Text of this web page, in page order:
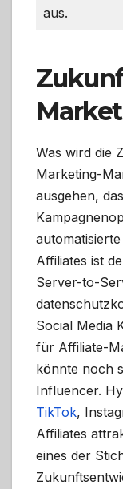
aus.
Was wird die
Marketing-
ausgehen,
Affiliates ist
Server-to-
Social Media
für Affiliate-
könnte noch
Influencer.
TikTok,
Affiliates
eines der